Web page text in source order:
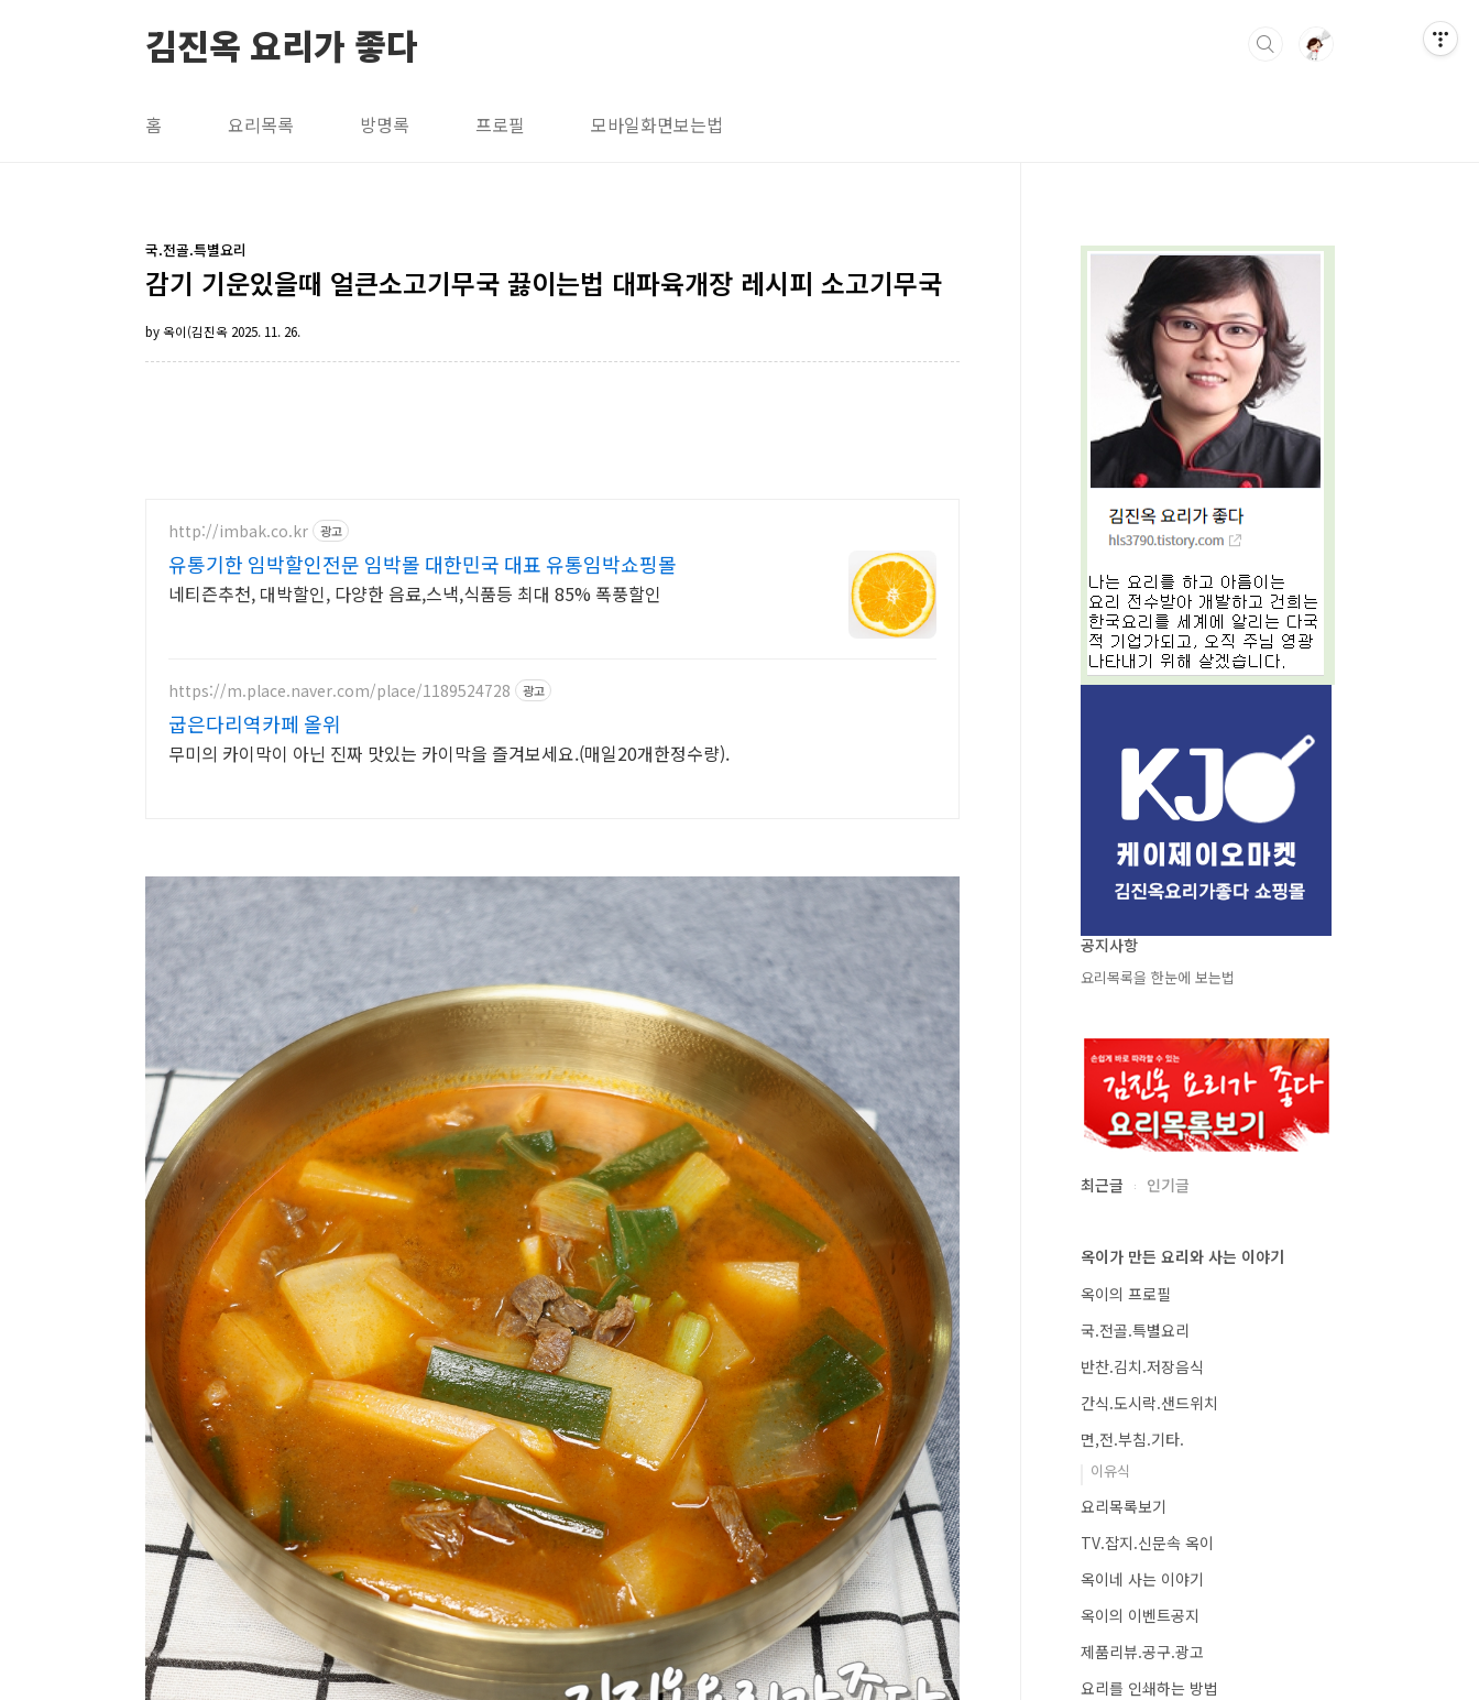
김진옥 요리가 좋다
홈 요리목록 방명록 프로필 모바일화면보는법
국.전골.특별요리
감기 기운있을때 얼큰소고기무국 끓이는법 대파육개장 레시피 소고기무국
by 옥이(김진옥 2025. 11. 26.
http://imbak.co.kr 광고
유통기한 임박할인전문 임박몰 대한민국 대표 유통임박쇼핑몰
네티즌추천, 대박할인, 다양한 음료,스낵,식품등 최대 85% 폭풍할인
https://m.place.naver.com/place/1189524728 광고
굽은다리역카페 올위
무미의 카이막이 아닌 진짜 맛있는 카이막을 즐겨보세요.(매일20개한정수량).
공지사항
요리목록을 한눈에 보는법
최근글 인기글
옥이가 만든 요리와 사는 이야기
옥이의 프로필
국.전골.특별요리
반찬.김치.저장음식
간식.도시락.샌드위치
면,전.부침.기타.
이유식
요리목록보기
TV.잡지.신문속 옥이
옥이네 사는 이야기
옥이의 이벤트공지
제품리뷰.공구.광고
요리를 인쇄하는 방법